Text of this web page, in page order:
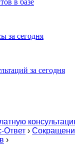
в базе
за сегодня
за сегодня
Ответ ›
›